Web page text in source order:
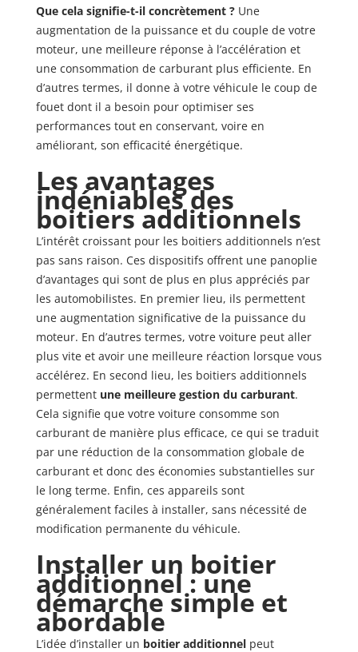
Que cela signifie-t-il concrètement ? Une
augmentation de la puissance et du couple de votre
moteur, une meilleure réponse à l’accélération et
une consommation de carburant plus efficiente. En
d’autres termes, il donne à votre véhicule le coup de
fouet dont il a besoin pour optimiser ses
performances tout en conservant, voire en
améliorant, son efficacité énergétique.
Les avantages
indéniables des
boitiers additionnels
L’intérêt croissant pour les boitiers additionnels n’est
pas sans raison. Ces dispositifs offrent une panoplie
d’avantages qui sont de plus en plus appréciés par
les automobilistes. En premier lieu, ils permettent
une augmentation significative de la puissance du
moteur. En d’autres termes, votre voiture peut aller
plus vite et avoir une meilleure réaction lorsque vous
accélérez. En second lieu, les boitiers additionnels
permettent une meilleure gestion du carburant.
Cela signifie que votre voiture consomme son
carburant de manière plus efficace, ce qui se traduit
par une réduction de la consommation globale de
carburant et donc des économies substantielles sur
le long terme. Enfin, ces appareils sont
généralement faciles à installer, sans nécessité de
modification permanente du véhicule.
Installer un boitier
additionnel : une
démarche simple et
abordable
L’idée d’installer un boitier additionnel peut